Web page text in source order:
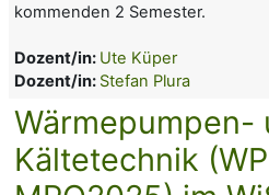
kommenden 2 Semester.
Dozent/in: Ute Küper
Dozent/in: Stefan Plura
Wärmepumpen-
Kältetechnik